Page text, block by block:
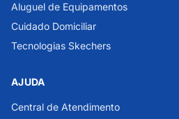
Aluguel de Equipamentos
Cuidado Domiciliar
Tecnologias Skechers
AJUDA
Central de Atendimento